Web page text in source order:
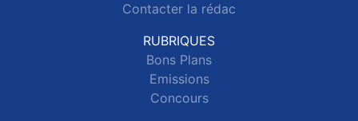
Contacter la rédac
RUBRIQUES
Bons Plans
Emissions
Concours